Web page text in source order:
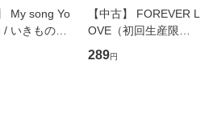
My song Yo
いきものが
】
【中古】 FOREVER L
OVE（初回生産限定
盤） / 清水翔太×加藤
ミリヤ / [CD]【メール
289円